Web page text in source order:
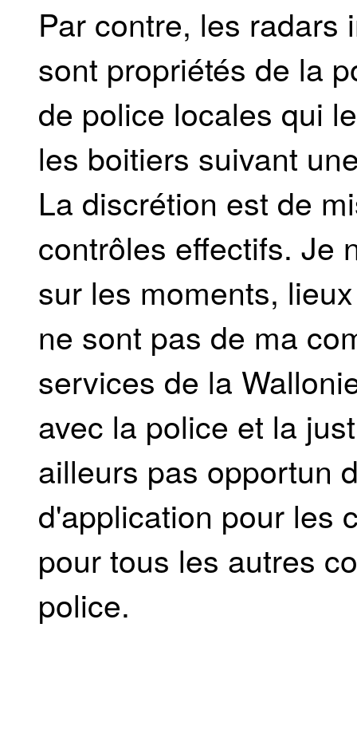
Par contre, les radars
sont propriétés de la
de police locales qui
les boitiers suivant
La discrétion est de
contrôles effectifs. Je
sur les moments,
ne sont pas de ma
services de la
avec la police et la
ailleurs pas opportun
d'application pour les
pour tous les autres
police.